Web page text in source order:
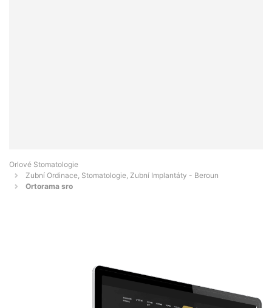
Orlové Stomatologie
Zubní Ordinace, Stomatologie, Zubní Implantáty - Beroun
Ortorama sro